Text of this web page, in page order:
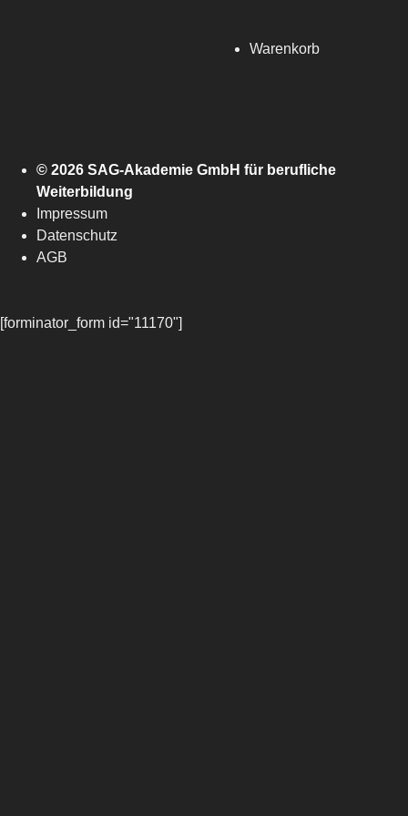
Warenkorb
© 2026 SAG-Akademie GmbH für berufliche
Weiterbildung
Impressum
Datenschutz
AGB
[forminator_form id="11170"]